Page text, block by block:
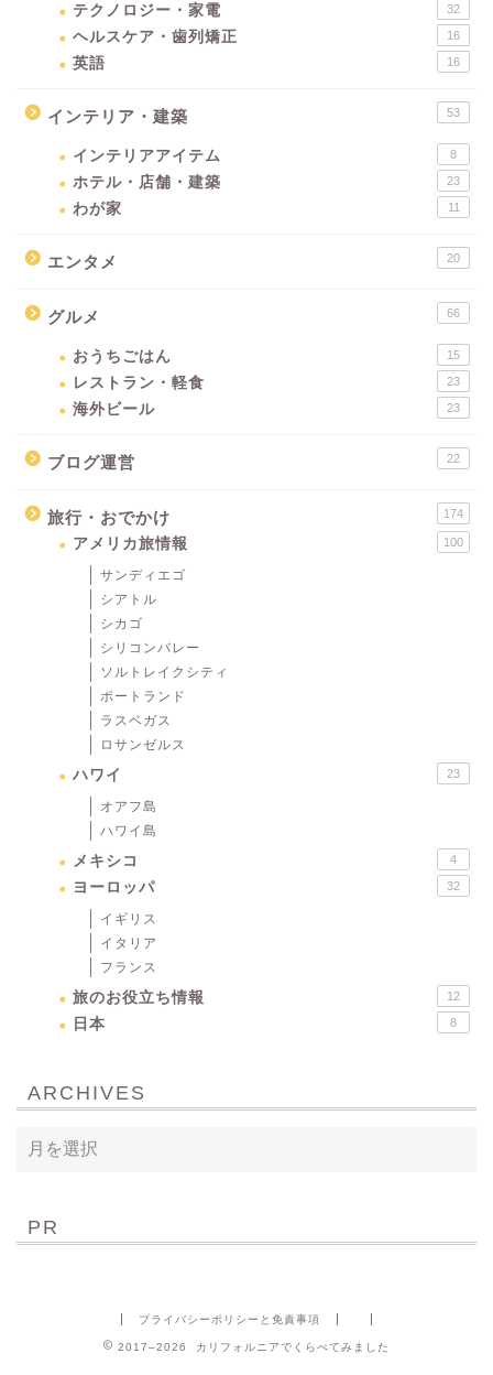
テクノロジー・家電 32
ヘルスケア・歯列矯正 16
英語 16
インテリア・建築 53
インテリアアイテム 8
ホテル・店舗・建築 23
わが家 11
エンタメ 20
グルメ 66
おうちごはん 15
レストラン・軽食 23
海外ビール 23
ブログ運営 22
旅行・おでかけ 174
アメリカ旅情報 100
サンディエゴ
シアトル
シカゴ
シリコンバレー
ソルトレイクシティ
ポートランド
ラスベガス
ロサンゼルス
ハワイ 23
オアフ島
ハワイ島
メキシコ 4
ヨーロッパ 32
イギリス
イタリア
フランス
旅のお役立ち情報 12
日本 8
ARCHIVES
PR